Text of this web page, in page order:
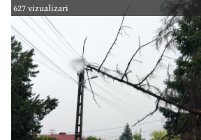
627 vizualizari